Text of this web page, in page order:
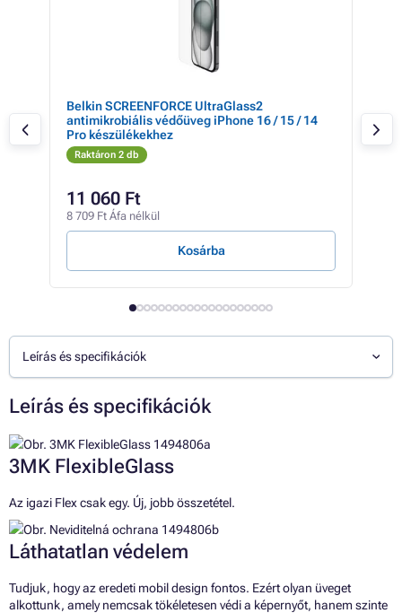
Belkin SCREENFORCE UltraGlass2
antimikrobiális védőüveg iPhone 16 / 15 / 14
Pro készülékekhez
Raktáron 2 db
11 060 Ft
8 709 Ft Áfa nélkül
Kosárba
Leírás és specifikációk
Leírás és specifikációk
3MK FlexibleGlass
Az igazi Flex csak egy. Új, jobb összetétel.
Láthatatlan védelem
Tudjuk, hogy az eredeti mobil design fontos. Ezért olyan üveget
alkottunk, amely nemcsak tökéletesen védi a képernyőt, hanem szinte